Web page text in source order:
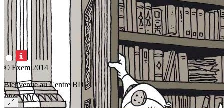
© Exem 2014
Bienvenue au Centre BD!